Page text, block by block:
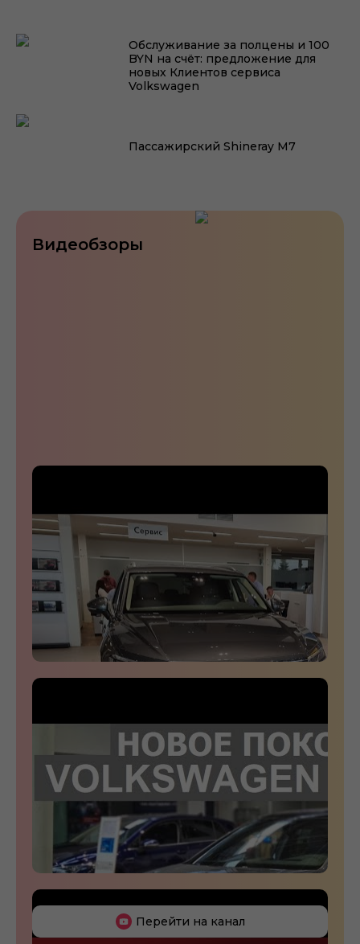
Обслуживание за полцены и 100
BYN на счёт: предложение для
новых Клиентов сервиса
Volkswagen
Пассажирский Shineray M7
Видеобзоры
Перейти на канал